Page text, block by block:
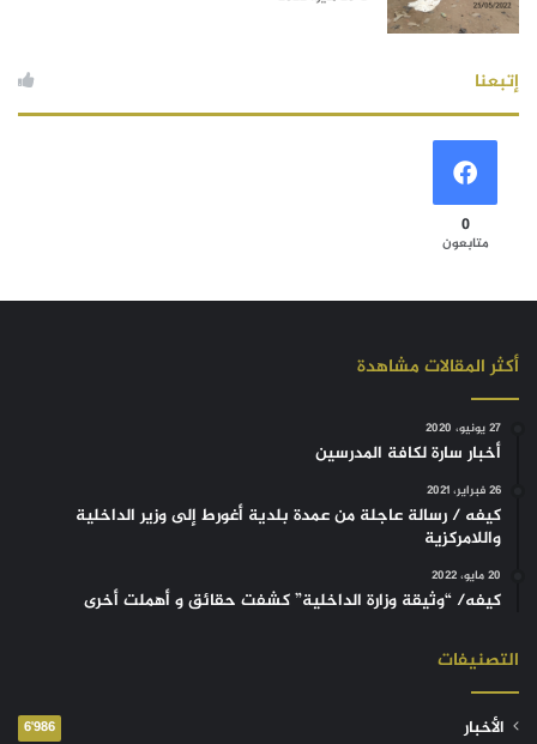
إتبعنا
0
متابعون
أكثر المقالات مشاهدة
27 يونيو، 2020
أخبار سارة لكافة المدرسين
26 فبراير، 2021
كيفه / رسالة عاجلة من عمدة بلدية أغورط إلى وزير الداخلية
واللامركزية
20 مايو، 2022
كيفه/ “وثيقة وزارة الداخلية” كشفت حقائق و أهملت أخرى
التصنيفات
الأخبار 6٬986